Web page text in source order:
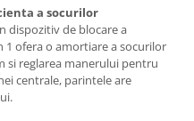
a socurilor
dispozitiv de blocare a
ofera o amortiare a socurilor
si reglarea manerului pentru
centrale, parintele are